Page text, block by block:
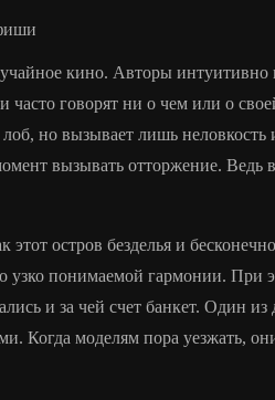
кино. Авторы интуитивно
часто говорят ни о чем или о
но вызывает лишь
вызывать отторжение. Ведь
этот остров безделья и
узко понимаемой гармонии. При
и за чей счет банкет. Один
Когда моделям пора уезжать,